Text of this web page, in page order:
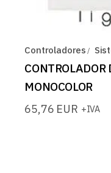
Controladores
CONTROLADOR
MONOCOLOR
65,76 EUR +IVA